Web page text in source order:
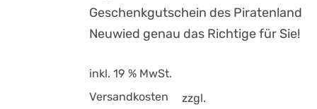
Geschenkgutschein des Piratenland
Neuwied genau das Richtige für Sie!
inkl. 19 % MwSt.
zzgl.
Versandkosten